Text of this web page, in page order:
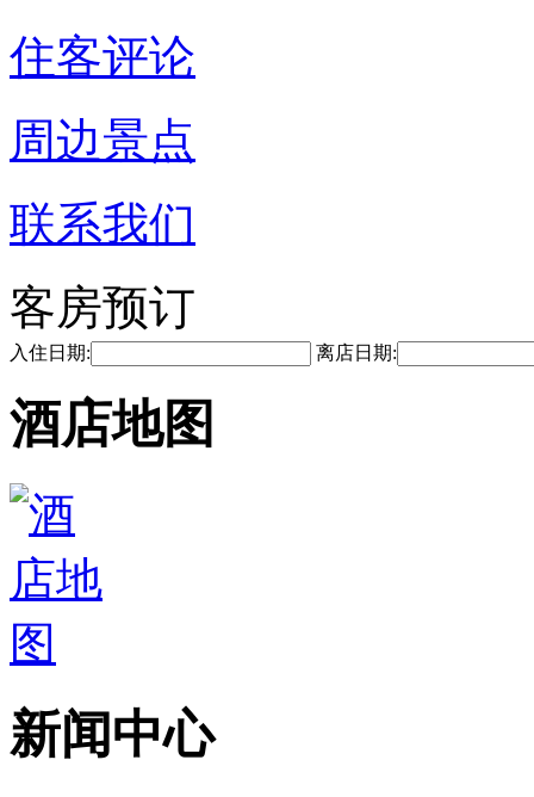
住客评论
周边景点
联系我们
客房预订
入住日期: 离店日期:
酒店地图
新闻中心